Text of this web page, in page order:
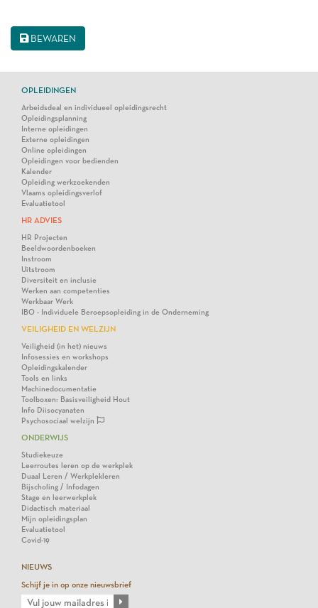
BEWAREN
OPLEIDINGEN
Arbeidsdeal en individueel opleidingsrecht
Opleidingsplanning
Interne opleidingen
Externe opleidingen
Online opleidingen
Opleidingen voor bedienden
Kalender
Opleiding werkzoekenden
Vlaams opleidingsverlof
Evaluatietool
HR ADVIES
HR Projecten
Beeldwoordenboeken
Instroom
Uitstroom
Diversiteit en inclusie
Werken aan competenties
Werkbaar Werk
IBO - Individuele Beroepsopleiding in de Onderneming
VEILIGHEID EN WELZIJN
Veiligheid (in het) nieuws
Infosessies en workshops
Opleidingskalender
Tools en links
Machinedocumentatie
Toolboxen: Basisveiligheid Hout
Info Diisocyanaten
Psychosociaal welzijn
ONDERWIJS
Studiekeuze
Leerroutes leren op de werkplek
Duaal Leren / Werkplekleren
Bijscholing / Infodagen
Stage en leerwerkplek
Didactisch materiaal
Mijn opleidingsplan
Evaluatietool
Covid-19
NIEUWS
Schijf je in op onze nieuwsbrief